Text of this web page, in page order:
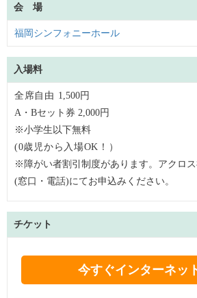
会 場
福岡シンフォニーホール
入場料
全席自由 1,500円
A・Bセット券 2,000円
※小学生以下無料
(0歳児から入場OK！）
※障がい者割引制度があります。アクロ
(窓口・電話)にてお申込みください。
チケット
今すぐインターネッ